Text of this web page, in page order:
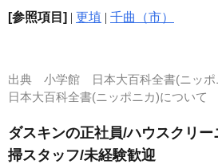
[参照項目] | 更埴 | 千曲（市）
出典 小学館 日本大百科全書(ニッポ
日本大百科全書(ニッポニカ)につい
ダスキンの正社員/ハウスクリ
掃スタッフ/未経験歓迎